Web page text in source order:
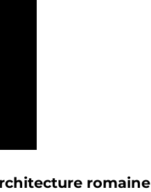
romaine